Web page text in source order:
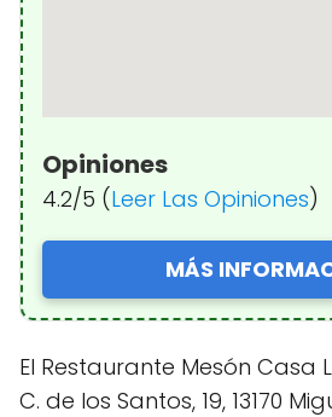
Opiniones
4.2/5 (Leer Las Opiniones)
MÁS
El Restaurante Mesón Casa
C. de los Santos, 19, 13170